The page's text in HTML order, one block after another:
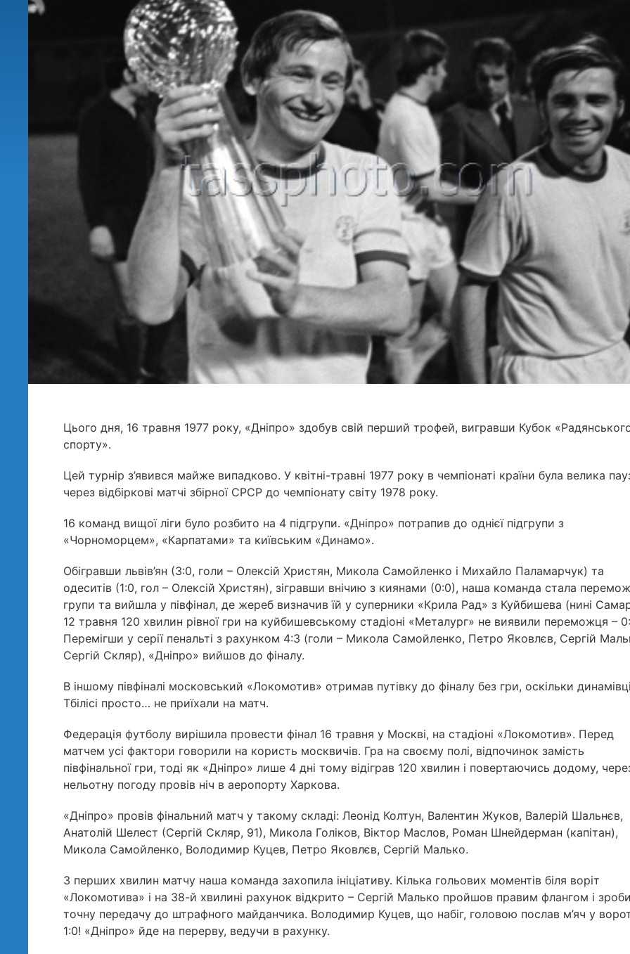
Цього дня, 16 травня 1977 року, «Дніпро» здобув свій перший трофей, вигравши Кубок
спорту».
Цей турнір з’явився майже випадково. У квітні-травні 1977 року в чемпіонаті країни була велика
через відбіркові матчі збірної СРСР до чемпіонату світу 1978 року.
16 команд вищої ліги було розбито на 4 підгрупи. «Дніпро» потрапив до однієї підгрупи з
«Чорноморцем», «Карпатами» та київським «Динамо».
Обігравши львів’ян (3:0, голи – Олексій Христян, Микола Самойленко і Михайло Паламарчук) та
одеситів (1:0, гол – Олексій Христян), зігравши внічию з киянами (0:0), наша команда стала
групи та вийшла у півфінал, де жереб визначив їй у суперники «Крила Рад» з Куйбишева (нині
12 травня 120 хвилин рівної гри на куйбишевському стадіоні «Металург» не виявили переможця –
Перемігши у серії пенальті з рахунком 4:3 (голи – Микола Самойленко, Петро Яковлєв, Сергій
Сергій Скляр), «Дніпро» вийшов до фіналу.
В іншому півфіналі московський «Локомотив» отримав путівку до фіналу без гри, оскільки динамівці
Тбілісі просто… не приїхали на матч.
Федерація футболу вирішила провести фінал 16 травня у Москві, на стадіоні «Локомотив». Перед
матчем усі фактори говорили на користь москвичів. Гра на своєму полі, відпочинок замість
півфінальної гри, тоді як «Дніпро» лише 4 дні тому відіграв 120 хвилин і повертаючись додому,
нельотну погоду провів ніч в аеропорту Харкова.
«Дніпро» провів фінальний матч у такому складі: Леонід Колтун, Валентин Жуков, Валерій Шальнєв,
Анатолій Шелест (Сергій Скляр, 91), Микола Голіков, Віктор Маслов, Роман Шнейдерман (капітан),
Микола Самойленко, Володимир Куцев, Петро Яковлєв, Сергій Малько.
З перших хвилин матчу наша команда захопила ініціативу. Кілька гольових моментів біля воріт
«Локомотива» і на 38-й хвилині рахунок відкрито – Сергій Малько пройшов правим флангом і
точну передачу до штрафного майданчика. Володимир Куцев, що набіг, головою послав м’яч у
1:0! «Дніпро» йде на перерву, ведучи в рахунку.